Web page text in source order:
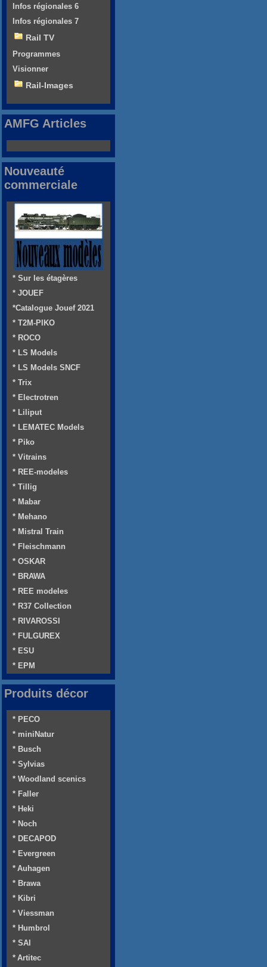
Infos régionales 6
Infos régionales 7
Rail TV
Programmes
Visionner
Rail-Images
AMFG Articles
Nouveauté
commerciale
* Sur les étagères
* JOUEF
*Catalogue Jouef 2021
* T2M-PIKO
* ROCO
* LS Models
* LS Models SNCF
* Trix
* Electrotren
* Liliput
* LEMATEC Models
* Piko
* Vitrains
* REE-modeles
* Tillig
* Mabar
* Mehano
* Mistral Train
* Fleischmann
* OSKAR
* BRAWA
* REE modeles
* R37 Collection
* RIVAROSSI
* FULGUREX
* ESU
* EPM
Produits décor
* PECO
* miniNatur
* Busch
* Sylvias
* Woodland scenics
* Faller
* Heki
* Noch
* DECAPOD
* Evergreen
* Auhagen
* Brawa
* Kibri
* Viessman
* Humbrol
* SAI
* Artitec